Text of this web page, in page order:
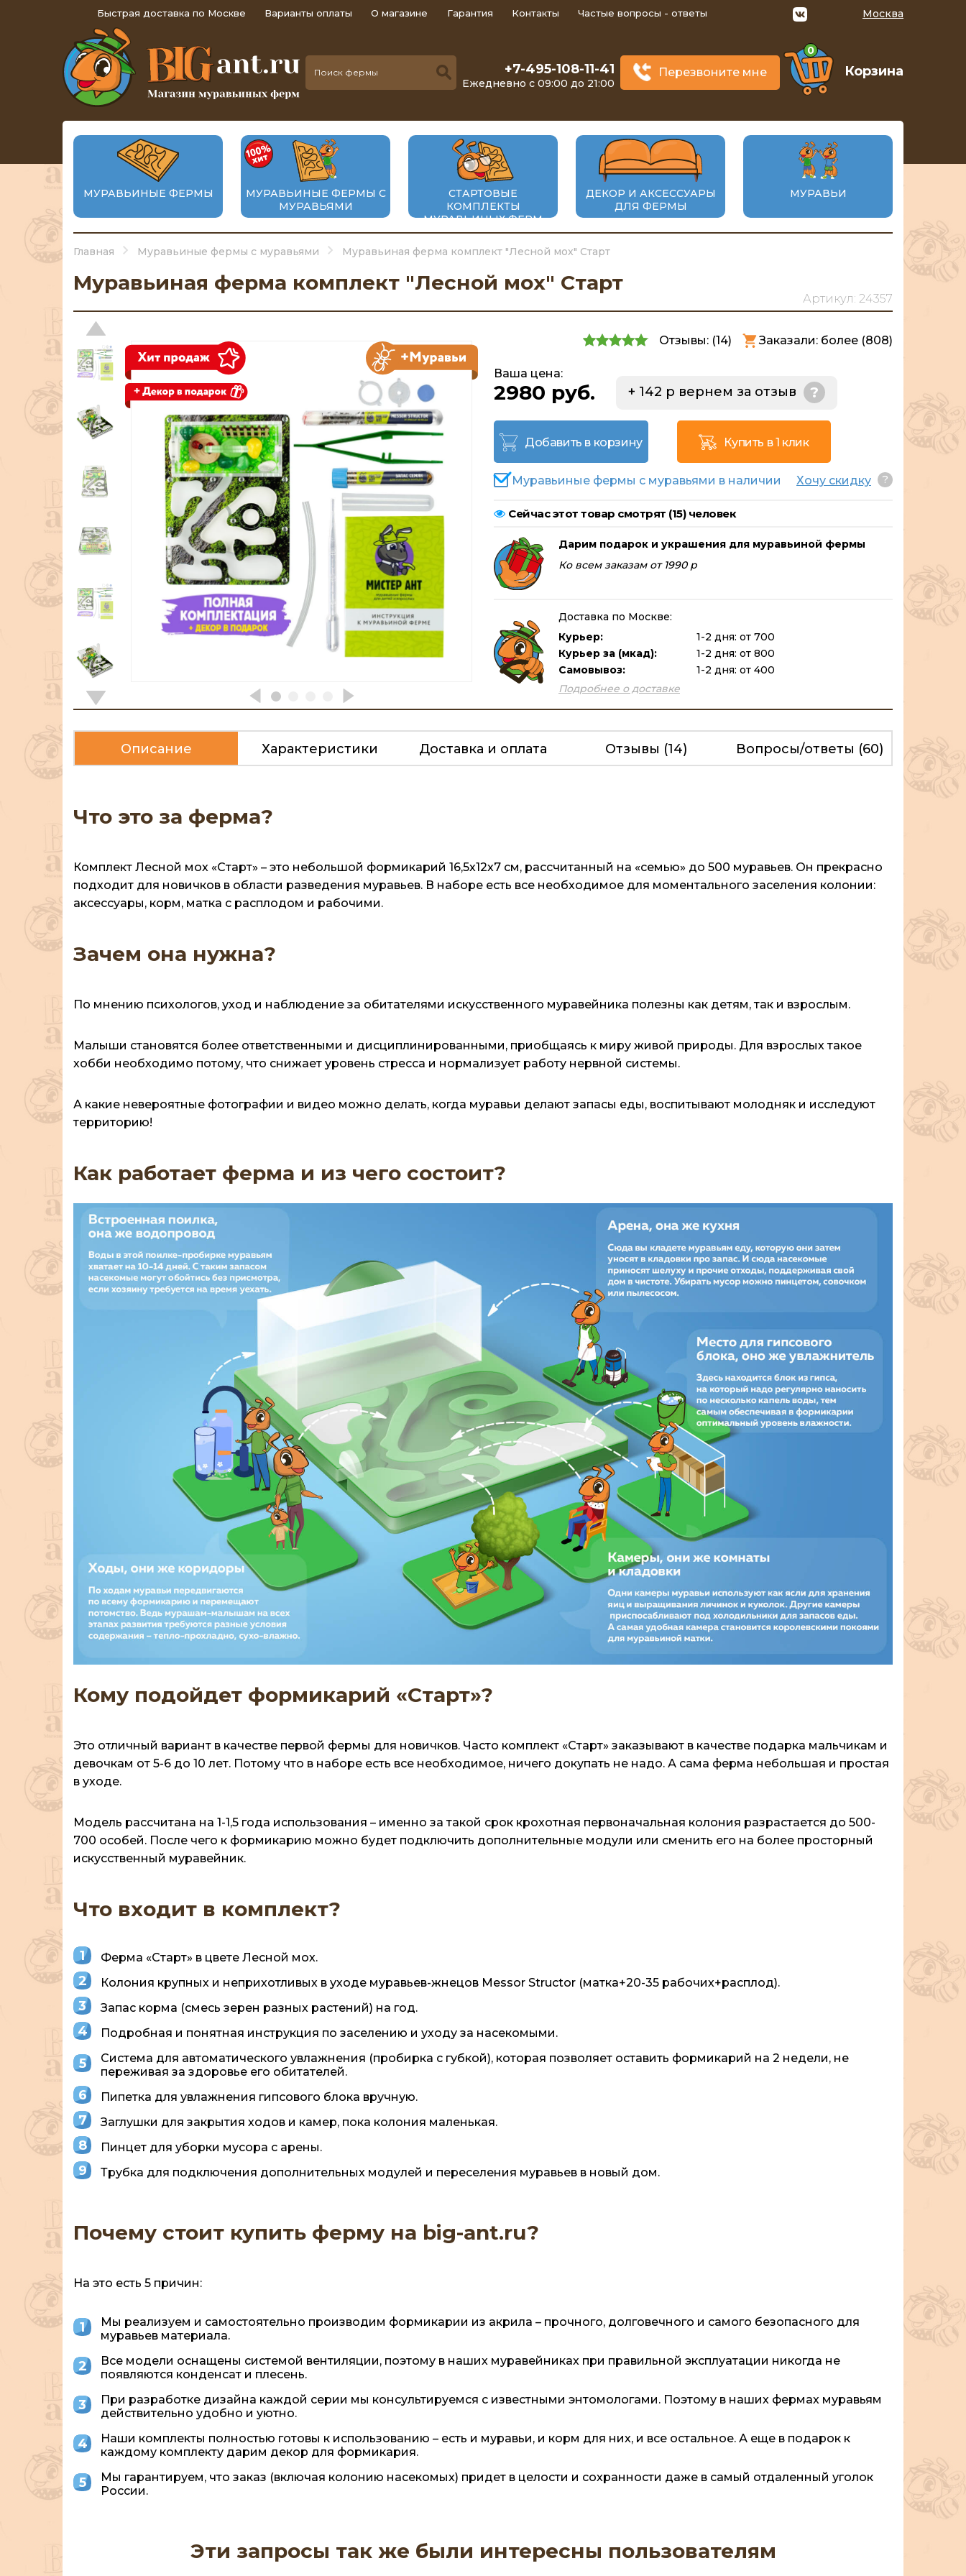
Быстрая доставка по Москве Варианты оплаты О магазине Гарантия Контакты Частые вопросы - ответы Москва
+7-495-108-11-41
Ежедневно с 09:00 до 21:00
Перезвоните мне Корзина
0
МУРАВЬИНЫЕ ФЕРМЫ
МУРАВЬИНЫЕ ФЕРМЫ С
МУРАВЬЯМИ
СТАРТОВЫЕ
КОМПЛЕКТЫ
МУРАВЬИНЫХ ФЕРМ
ДЕКОР И АКСЕССУАРЫ
ДЛЯ ФЕРМЫ
МУРАВЬИ
Главная Муравьиные фермы с муравьями Муравьиная ферма комплект "Лесной мох" Старт
Муравьиная ферма комплект "Лесной мох" Старт
Артикул: 24357
Отзывы: (14) Заказали: более (808)
Ваша цена:
2980 руб. + 142 р вернем за отзыв ?
Добавить в корзину Купить в 1 клик
Муравьиные фермы с муравьями в наличии Хочу скидку ?
Сейчас этот товар смотрят (15) человек
Дарим подарок и украшения для муравьиной фермы
Ко всем заказам от 1990 р
Доставка по Москве:
Курьер:
1-2 дня: от 700
Курьер за (мкад):
1-2 дня: от 800
Самовывоз:
1-2 дня: от 400
Подробнее о доставке
Описание Характеристики Доставка и оплата Отзывы (14) Вопросы/ответы (60)
Что это за ферма?
Комплект Лесной мох «Старт» – это небольшой формикарий 16,5х12х7 см, рассчитанный на «семью» до 500 муравьев. Он прекрасно
подходит для новичков в области разведения муравьев. В наборе есть все необходимое для моментального заселения колонии:
аксессуары, корм, матка с расплодом и рабочими.
Зачем она нужна?
По мнению психологов, уход и наблюдение за обитателями искусственного муравейника полезны как детям, так и взрослым.
Малыши становятся более ответственными и дисциплинированными, приобщаясь к миру живой природы. Для взрослых такое
хобби необходимо потому, что снижает уровень стресса и нормализует работу нервной системы.
А какие невероятные фотографии и видео можно делать, когда муравьи делают запасы еды, воспитывают молодняк и исследуют
территорию!
Как работает ферма и из чего состоит?
Кому подойдет формикарий «Старт»?
Это отличный вариант в качестве первой фермы для новичков. Часто комплект «Старт» заказывают в качестве подарка мальчикам и
девочкам от 5-6 до 10 лет. Потому что в наборе есть все необходимое, ничего докупать не надо. А сама ферма небольшая и простая
в уходе.
Модель рассчитана на 1-1,5 года использования – именно за такой срок крохотная первоначальная колония разрастается до 500-
700 особей. После чего к формикарию можно будет подключить дополнительные модули или сменить его на более просторный
искусственный муравейник.
Что входит в комплект?
Ферма «Старт» в цвете Лесной мох.
Колония крупных и неприхотливых в уходе муравьев-жнецов Messor Structor (матка+20-35 рабочих+расплод).
Запас корма (смесь зерен разных растений) на год.
Подробная и понятная инструкция по заселению и уходу за насекомыми.
Система для автоматического увлажнения (пробирка с губкой), которая позволяет оставить формикарий на 2 недели, не
переживая за здоровье его обитателей.
Пипетка для увлажнения гипсового блока вручную.
Заглушки для закрытия ходов и камер, пока колония маленькая.
Пинцет для уборки мусора с арены.
Трубка для подключения дополнительных модулей и переселения муравьев в новый дом.
Почему стоит купить ферму на big-ant.ru?
На это есть 5 причин:
Мы реализуем и самостоятельно производим формикарии из акрила – прочного, долговечного и самого безопасного для
муравьев материала.
Все модели оснащены системой вентиляции, поэтому в наших муравейниках при правильной эксплуатации никогда не
появляются конденсат и плесень.
При разработке дизайна каждой серии мы консультируемся с известными энтомологами. Поэтому в наших фермах муравьям
действительно удобно и уютно.
Наши комплекты полностью готовы к использованию – есть и муравьи, и корм для них, и все остальное. А еще в подарок к
каждому комплекту дарим декор для формикария.
Мы гарантируем, что заказ (включая колонию насекомых) придет в целости и сохранности даже в самый отдаленный уголок
России.
Эти запросы так же были интересны пользователям